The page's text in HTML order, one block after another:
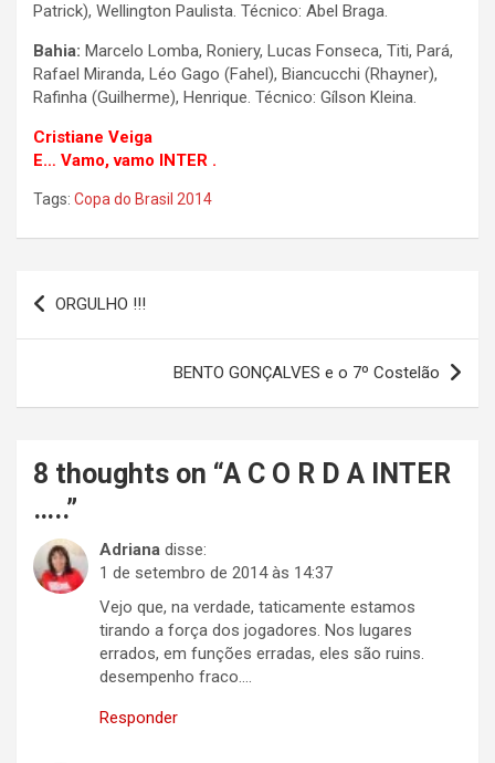
Patrick), Wellington Paulista. Técnico: Abel Braga.
Bahia: Marcelo Lomba, Roniery, Lucas Fonseca, Titi, Pará,
Rafael Miranda, Léo Gago (Fahel), Biancucchi (Rhayner),
Rafinha (Guilherme), Henrique. Técnico: Gílson Kleina.
Cristiane Veiga
E… Vamo, vamo INTER .
Tags: Copa do Brasil 2014
Navegação
de
ORGULHO !!!
BENTO GONÇALVES e o 7º Costelão
8 thoughts on “A C O R D A INTER
…..”
Adriana disse:
1 de setembro de 2014 às 14:37
Vejo que, na verdade, taticamente estamos
tirando a força dos jogadores. Nos lugares
errados, em funções erradas, eles são ruins.
desempenho fraco….
Responder